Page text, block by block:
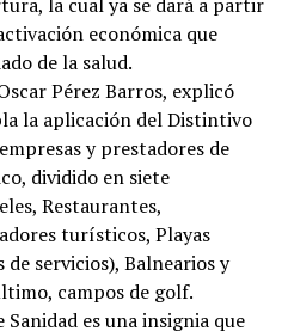
económica que
de la salud.
Pérez Barros, explicó
la aplicación del Distintivo
y prestadores de
dividido en siete
Restaurantes,
turísticos, Playas
servicios), Balnearios y
campos de golf.
es una insignia que